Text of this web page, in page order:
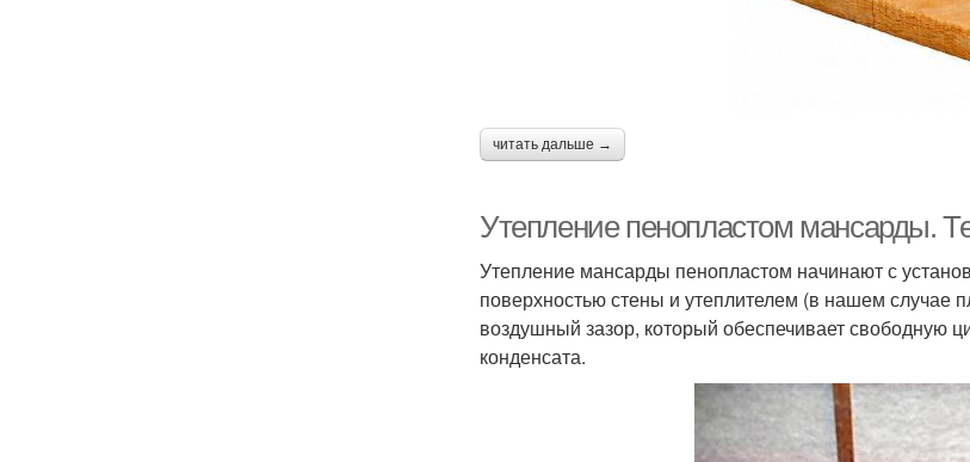
читать дальше →
Утепление пенопластом мансарды.
Утепление мансарды пенопластом начинают с
поверхностью стены и утеплителем (в нашем случае
воздушный зазор, который обеспечивает свободную
конденсата.